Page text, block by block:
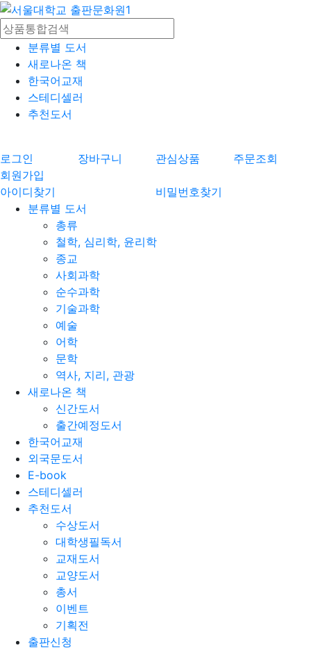
분류별 도서
새로나온 책
한국어교재
스테디셀러
추천도서
로그인 장바구니 관심상품
주문조회
회원가입
아이디찾기
비밀번호찾기
분류별 도서
총류
철학, 심리학, 윤리학
종교
사회과학
순수과학
기술과학
예술
어학
문학
역사, 지리, 관광
새로나온 책
신간도서
출간예정도서
한국어교재
외국문도서
E-book
스테디셀러
추천도서
수상도서
대학생필독서
교재도서
교양도서
총서
이벤트
기획전
출판신청